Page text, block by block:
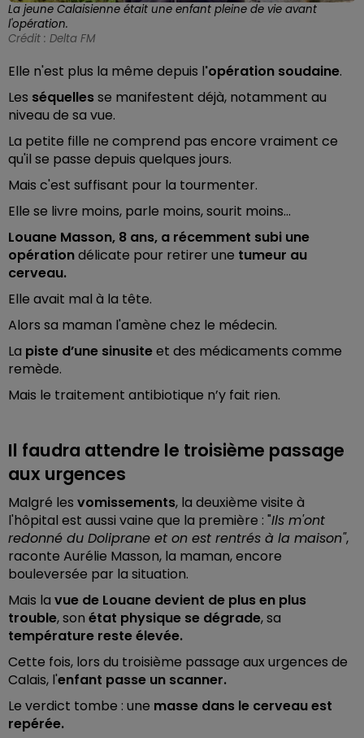
La jeune Calaisienne était une enfant pleine de vie avant
l'opération.
Crédit : Delta FM
Elle n'est plus la même depuis l'opération soudaine.
Les séquellesse manifestent déjà, notamment au
niveau de sa vue.
La petite fille ne comprend pas encore vraiment ce
qu'il se passe depuis quelques jours.
Mais c'est suffisant pour la tourmenter.
Elle se livre moins, parle moins, sourit moins...
Louane Masson, 8 ans, a récemment subi une
opérationdélicate pour retirer une tumeur au
cerveau.
Elle avait mal à la tête.
Alors sa maman l'amène chez le médecin.
La piste d’une sinusiteet des médicaments comme
remède.
Mais le traitement antibiotique n’y fait rien.
Il faudra attendre le troisième passage
aux urgences
Malgré les vomissements, la deuxième visite à
l'hôpital est aussi vaine que la première : "Ils m'ont
redonné du Doliprane et on est rentrés à la maison",
raconte Aurélie Masson, la maman, encore
bouleversée par la situation.
Mais la vue de Louane devient de plus en plus
trouble, son état physique se dégrade, sa
température reste élevée.
Cette fois, lors du troisième passage aux urgences de
Calais, l'enfant passe un scanner.
Le verdict tombe : une masse dans le cerveau est
repérée.